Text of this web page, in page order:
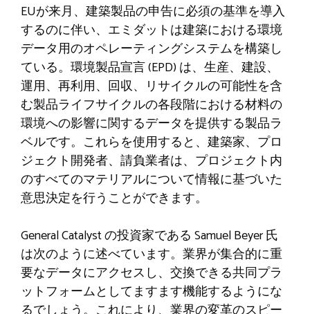
EUが来月、建築製品の申告に必須の基準を導入
するのに伴い、エミダットは建築における環境
データ用のオペレーティングシステムを構築し
ている。環境製品宣言 (EPD) は、生産、建設、
運用、再利用、回収、リサイクルの可能性を含
む製品ライフサイクルの各段階における材料の
環境への影響に関するデータを提供する製品ラ
ベルです。これらを使用すると、建築家、プロ
ジェクト開発者、請負業者は、プロジェクト内
のすべてのマテリアルについて情報に基づいた
意思決定を行うことができます。
General Catalyst の投資家である Samuel Beyer 氏
は次のように述べています。業界が集合的に重
要なデータにアクセスし、交換できる共同プラ
ットフォームとしてますます機能するようにな